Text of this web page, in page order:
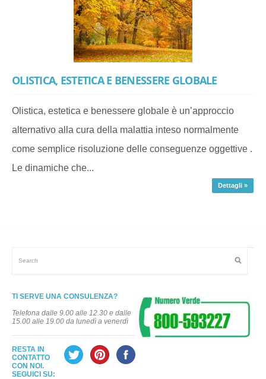
OLISTICA, ESTETICA E BENESSERE GLOBALE
Olistica, estetica e benessere globale è un’approccio
alternativo alla cura della malattia inteso normalmente
come semplice risoluzione delle conseguenze oggettive .
Le dinamiche che...
Dettagli »
TI SERVE UNA CONSULENZA?
Telefona dalle 9.00 alle 12.30 e dalle
15.00 alle 19.00 da lunedì a venerdì
RESTA IN
CONTATTO
CON NOI.
SEGUICI SU: